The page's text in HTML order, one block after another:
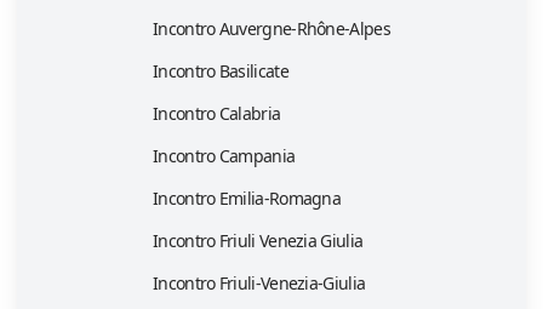
Incontro Auvergne-Rhône-Alpes
Incontro Basilicate
Incontro Calabria
Incontro Campania
Incontro Emilia-Romagna
Incontro Friuli Venezia Giulia
Incontro Friuli-Venezia-Giulia